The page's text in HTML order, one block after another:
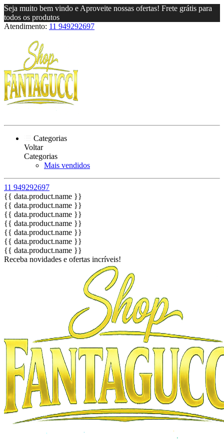
Seja muito bem vindo e Aproveite nossas ofertas! Frete grátis para
todos os produtos
Atendimento: 11 949292697
Categorias
Voltar
Categorias
Mais vendidos
11 949292697
{{ data.product.name }}
{{ data.product.name }}
{{ data.product.name }}
{{ data.product.name }}
{{ data.product.name }}
{{ data.product.name }}
{{ data.product.name }}
Receba novidades e ofertas incríveis!